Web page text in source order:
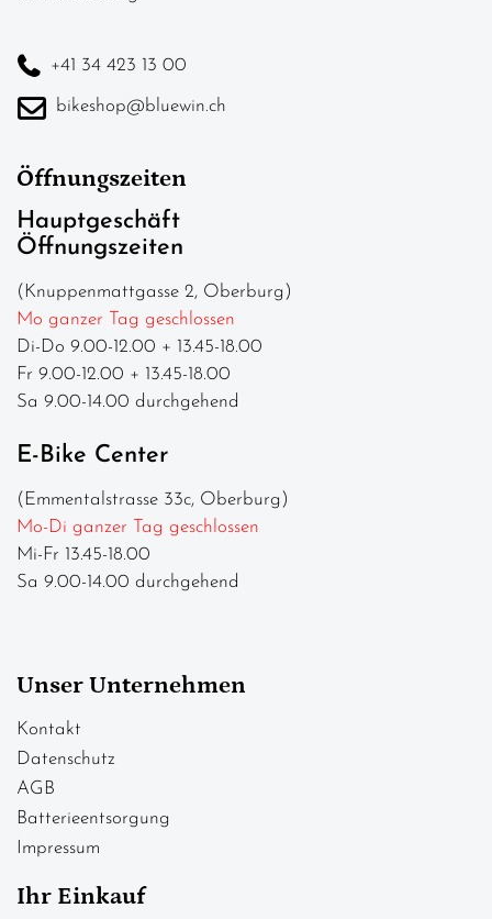
+41 34 423 13 00
bikeshop@bluewin.ch
Öffnungszeiten
Hauptgeschäft
Öffnungszeiten
(Knuppenmattgasse 2, Oberburg)
Mo ganzer Tag geschlossen
Di-Do 9.00-12.00 + 13.45-18.00
Fr 9.00-12.00 + 13.45-18.00
Sa 9.00-14.00 durchgehend
E-Bike Center
(Emmentalstrasse 33c, Oberburg)
Mo-Di ganzer Tag geschlossen
Mi-Fr 13.45-18.00
Sa 9.00-14.00 durchgehend
Unser Unternehmen
Kontakt
Datenschutz
AGB
Batterieentsorgung
Impressum
Ihr Einkauf